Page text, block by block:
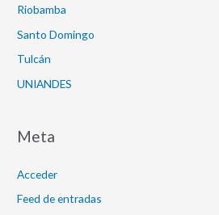
Riobamba
Santo Domingo
Tulcán
UNIANDES
Meta
Acceder
Feed de entradas